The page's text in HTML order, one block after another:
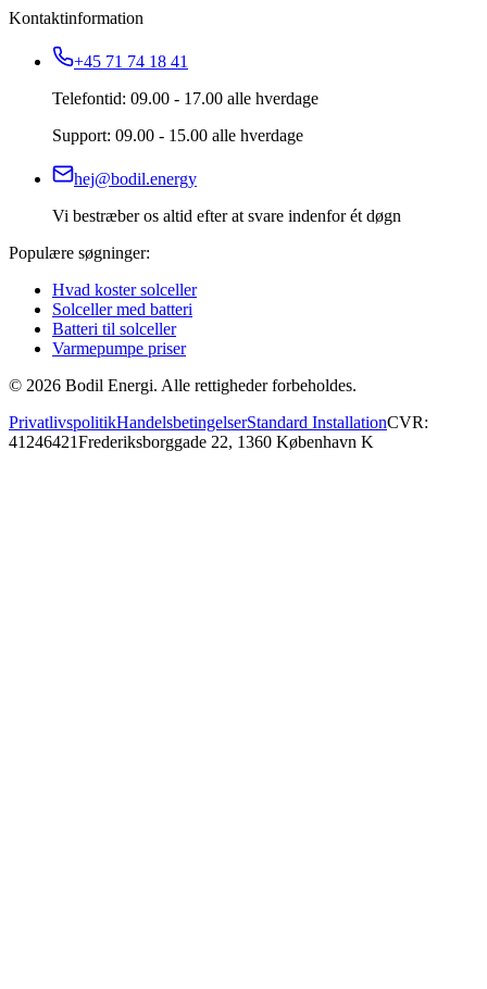
Kontaktinformation
+45 71 74 18 41
Telefontid: 09.00 - 17.00 alle hverdage
Support: 09.00 - 15.00 alle hverdage
hej@bodil.energy
Vi bestræber os altid efter at svare indenfor ét døgn
Populære søgninger:
Hvad koster solceller
Solceller med batteri
Batteri til solceller
Varmepumpe priser
© 2026 Bodil Energi. Alle rettigheder forbeholdes.
PrivatlivspolitikHandelsbetingelserStandard InstallationCVR:
41246421Frederiksborggade 22, 1360 København K